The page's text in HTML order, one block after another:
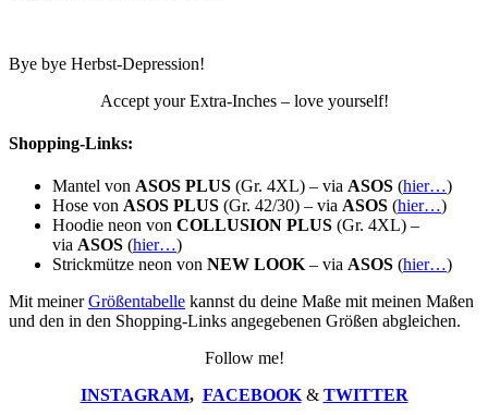
Bye bye Herbst-Depression!
Accept your Extra-Inches – love yourself!
Shopping-Links:
Mantel von ASOS PLUS (Gr. 4XL) – via ASOS (hier…)
Hose von ASOS PLUS (Gr. 42/30) – via ASOS (hier…)
Hoodie neon von COLLUSION PLUS (Gr. 4XL) –
via ASOS (hier…)
Strickmütze neon von NEW LOOK – via ASOS (hier…)
Mit meinerGrößentabelle kannst du deine Maße mit meinen Maßen
und den in den Shopping-Links angegebenen Größen abgleichen.
Follow me!
INSTAGRAM, FACEBOOK & TWITTER